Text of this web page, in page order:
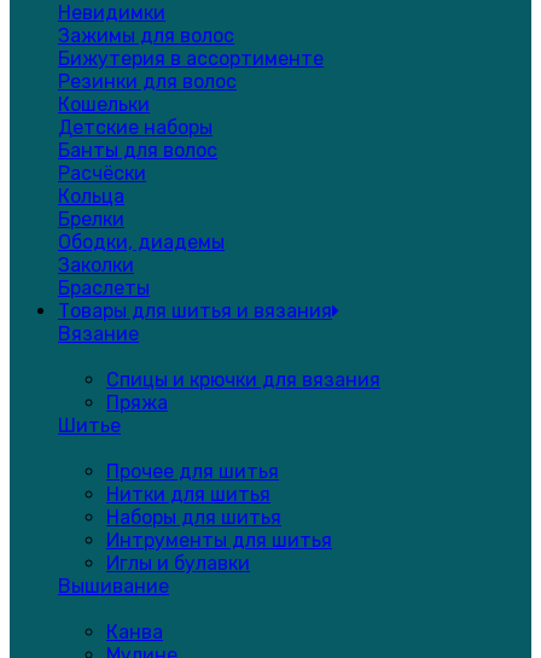
Невидимки
Зажимы для волос
Бижутерия в ассортименте
Резинки для волос
Кошельки
Детские наборы
Банты для волос
Расчёски
Кольца
Брелки
Ободки, диадемы
Заколки
Браслеты
Товары для шитья и вязания
Вязание
Спицы и крючки для вязания
Пряжа
Шитье
Прочее для шитья
Нитки для шитья
Наборы для шитья
Интрументы для шитья
Иглы и булавки
Вышивание
Канва